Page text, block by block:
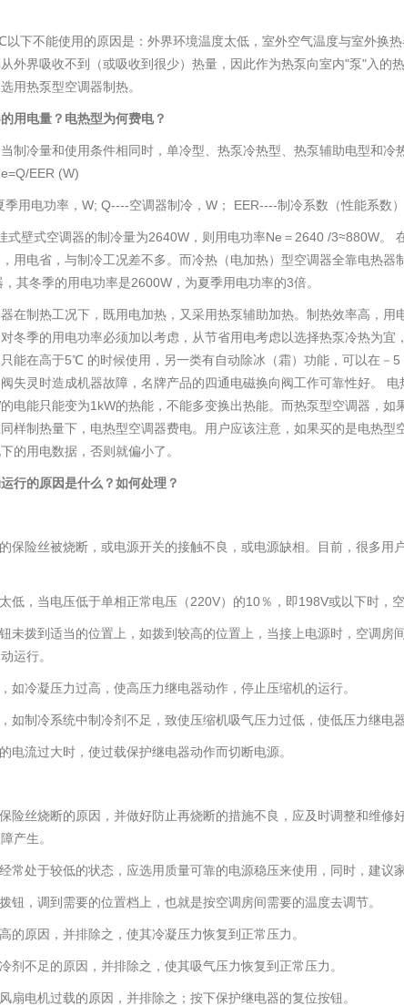
下不能使用的原因是：外界环境温度太低，室外空气温度与室外换
外界吸收不到（或吸收到很少）热量，因此作为热泵向室内"泵"入的
用热泵型空调器制热。
用电量？电热型为何费电？
制冷量和使用条件相同时，单冷型、热泵冷热型、热泵辅助电型和
EER (W)
用电功率，W; Q----空调器制冷，W； EER----制冷系数（性能系数
式壁式空调器的制冷量为2640W，则用电功率Ne＝2640 /3≈880W。
用电省，与制冷工况差不多。而冷热（电加热）型空调器全靠电热
其冬季的用电功率是2600W，为夏季用电功率的3倍。
在制热工况下，既用电加热，又采用热泵辅助加热。制热效率高，
冬季的用电功率必须加以考虑，从节省用电考虑以选择热泵冷热为宜
能在高于5℃ 的时候使用，另一类有自动除冰（霜）功能，可以在－
失灵时造成机器故障，名牌产品的四通电磁换向阀工作可靠性好。
电能只能变为1kW的热能，不能多变换出热能。而热泵型空调器，如
样制热量下，电热型空调器费电。用户应该注意，如果买的是电热型
的用电数据，否则就偏小了。
行的原因是什么？如何处理？
保险丝被烧断，或电源开关的接触不良，或电源缺相。目前，很多用
低，当电压低于单相正常电压（220V）的10％，即198V或以下时，
未拨到适当的位置上，如拨到较高的位置上，当接上电源时，空调房
运行。
如冷凝压力过高，使高压力继电器动作，停止压缩机的运行。
如制冷系统中制冷剂不足，致使压缩机吸气压力过低，使低压力继电
电流过大时，使过载保护继电器动作而切断电源。
险丝烧断的原因，并做好防止再烧断的措施不良，应及时调整和维修
产生。
常处于较低的状态，应选用质量可靠的电源稳压来使用，同时，建议
钮，调到需要的位置档上，也就是按空调房间需要的温度去调节。
的原因，并排除之，使其冷凝压力恢复到正常压力。
剂不足的原因，并排除之，使其吸气压力恢复到正常压力。
扇电机过载的原因，并排除之；按下保护继电器的复位按钮。